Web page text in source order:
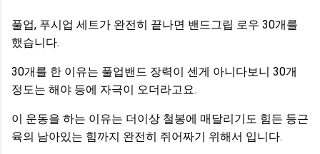
풀업, 푸시업 세트가 완전히 끝나면 밴드그립 로우 30개를
했습니다.
30개를 한 이유는 풀업밴드 장력이 센게 아니다보니 30개
정도는 해야 등에 자극이 오더라고요.
이 운동을 하는 이유는 더이상 철봉에 매달리기도 힘든 등근
육의 남아있는 힘까지 완전히 쥐어짜기 위해서 입니다.